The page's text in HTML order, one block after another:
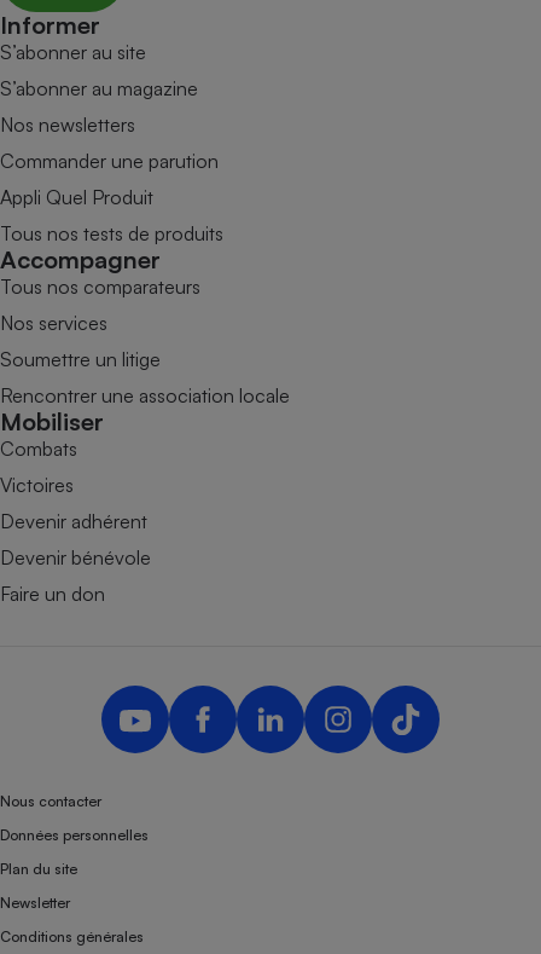
Informer
S’abonner au site
S’abonner au magazine
Nos newsletters
Commander une parution
Appli Quel Produit
Tous nos tests de produits
Accompagner
Tous nos comparateurs
Nos services
Soumettre un litige
Rencontrer une association locale
Mobiliser
Combats
Victoires
Devenir adhérent
Devenir bénévole
Faire un don
Nous contacter
Données personnelles
Plan du site
Newsletter
Conditions générales